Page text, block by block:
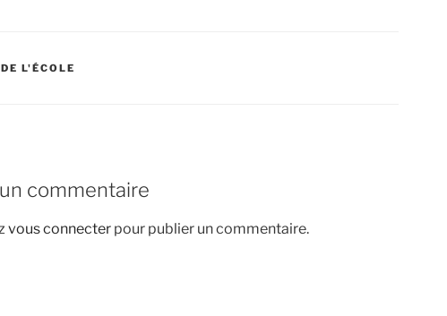
L'ÉCOLE
commentaire
vous connecter pour publier un commentaire.